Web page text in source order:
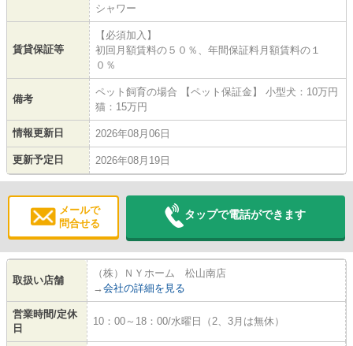
シャワー
賃貸保証等
【必須加入】
初回月額賃料の５０％、年間保証料月額賃料の１
０％
備考
ペット飼育の場合 【ペット保証金】 小型犬：10万円
猫：15万円
情報更新日 2026年08月06日
更新予定日 2026年08月19日
メールで
問合せる
タップで電話ができます
取扱い店舗
（株）ＮＹホーム 松山南店
→ 会社の詳細を見る
営業時間/定休
日
10：00～18：00/水曜日（2、3月は無休）